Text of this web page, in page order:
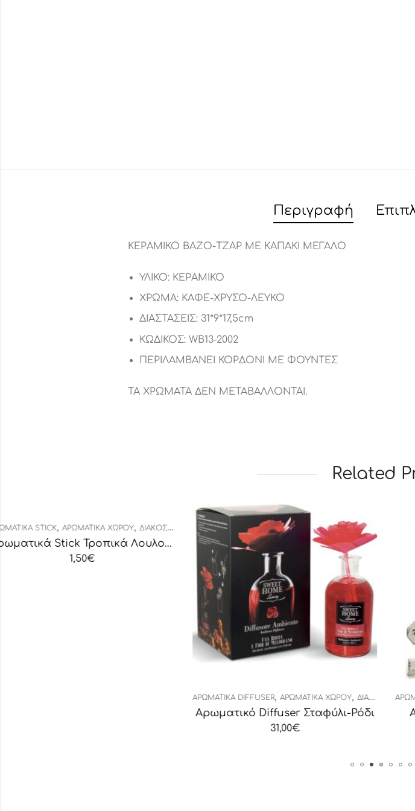
Περιγραφή
ΚΕΡΑΜΙΚΟ ΒΑΖΟ-ΤΖΑΡ ΜΕ ΚΑΠΑΚΙ ΜΕΓΑΛΟ
ΥΛΙΚΟ: ΚΕΡΑΜΙΚΟ
ΧΡΩΜΑ: ΚΑΦΕ-ΧΡΥΣΟ-ΛΕΥΚΟ
ΔΙΑΣΤΑΣΕΙΣ: 31*9*17,5cm
ΚΩΔΙΚΟΣ: WB13-2002
ΠΕΡΙΛΑΜΒΑΝΕΙ ΚΟΡΔΟΝΙ ΜΕ ΦΟΥΝΤΕΣ
ΤΑ ΧΡΩΜΑΤΑ ΔΕΝ ΜΕΤΑΒΑΛΛΟΝΤΑΙ.
Related
Αρωματικά Stick Τροπικά Λουλούδια
ΑΡΩΜΑΤΙΚΆ ΧΏΡΟΥ,ΔΙΑΚΟΣΜΗΤΙΚΆ
Αρωματικό Diffuser Σταφύλι-Ρόδι
ΑΡΩΜΑΤΙΚΆ STICK,ΑΡΩΜΑΤΙΚΆ ΧΏΡΟΥ ΔΙΑΚΟΣΜΗΤΙΚΆ
Αρωματικά Stick Fresh Linen